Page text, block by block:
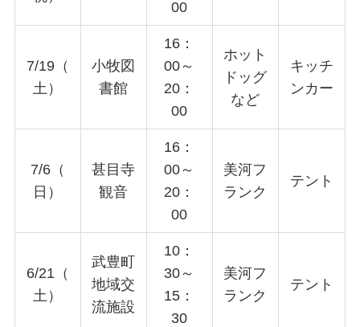
00
7/19（
土）
小牧図
書館
16：
00～
20：
00
ホット
ドッグ
など
キッチ
ンカー
7/6（
日）
甚目寺
観音
16：
00～
20：
00
美河フ
ランク
テント
6/21（
土）
武豊町
地域交
流施設
10：
30～
15：
30
美河フ
ランク
テント